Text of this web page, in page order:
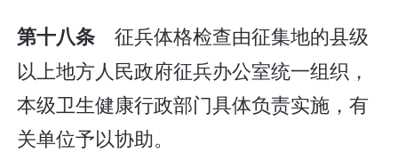
第十八条 征兵体格检查由征集地的县级
以上地方人民政府征兵办公室统一组织，
本级卫生健康行政部门具体负责实施，有
关单位予以协助。